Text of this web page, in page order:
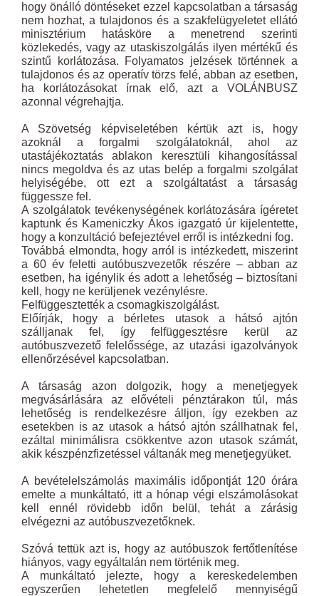
hogy önálló döntéseket ezzel kapcsolatban a társaság
nem hozhat, a tulajdonos és a szakfelügyeletet ellátó
minisztérium hatásköre a menetrend szerinti
közlekedés, vagy az utaskiszolgálás ilyen mértékű és
szintű korlátozása. Folyamatos jelzések történnek a
tulajdonos és az operatív törzs felé, abban az esetben,
ha korlátozásokat írnak elő, azt a VOLÁNBUSZ
azonnal végrehajtja.
A Szövetség képviseletében kértük azt is, hogy
azoknál a forgalmi szolgálatoknál, ahol az
utastájékoztatás ablakon keresztüli kihangosítással
nincs megoldva és az utas belép a forgalmi szolgálat
helyiségébe, ott ezt a szolgáltatást a társaság
függessze fel.
A szolgálatok tevékenységének korlátozására ígéretet
kaptunk és Kameniczky Ákos igazgató úr kijelentette,
hogy a konzultáció befejeztével erről is intézkedni fog.
Továbbá elmondta, hogy arról is intézkedett, miszerint
a 60 év feletti autóbuszvezetők részére – abban az
esetben, ha igénylik és adott a lehetőség – biztosítani
kell, hogy ne kerüljenek vezénylésre.
Felfüggesztették a csomagkiszolgálást.
Előírják, hogy a bérletes utasok a hátsó ajtón
szálljanak fel, így felfüggesztésre kerül az
autóbuszvezető felelőssége, az utazási igazolványok
ellenőrzésével kapcsolatban.
A társaság azon dolgozik, hogy a menetjegyek
megvásárlására az elővételi pénztárakon túl, más
lehetőség is rendelkezésre álljon, így ezekben az
esetekben is az utasok a hátsó ajtón szállhatnak fel,
ezáltal minimálisra csökkentve azon utasok számát,
akik készpénzfizetéssel váltanák meg menetjegyüket.
A bevételelszámolás maximális időpontját 120 órára
emelte a munkáltató, itt a hónap végi elszámolásokat
kell ennél rövidebb időn belül, tehát a zárásig
elvégezni az autóbuszvezetőknek.
Szóvá tettük azt is, hogy az autóbuszok fertőtlenítése
hiányos, vagy egyáltalán nem történik meg.
A munkáltató jelezte, hogy a kereskedelemben
egyszerűen lehetetlen megfelelő mennyiségű